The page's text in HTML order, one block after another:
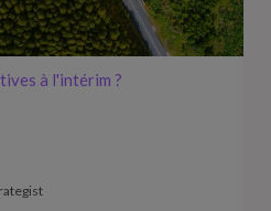
à l'intérim ?